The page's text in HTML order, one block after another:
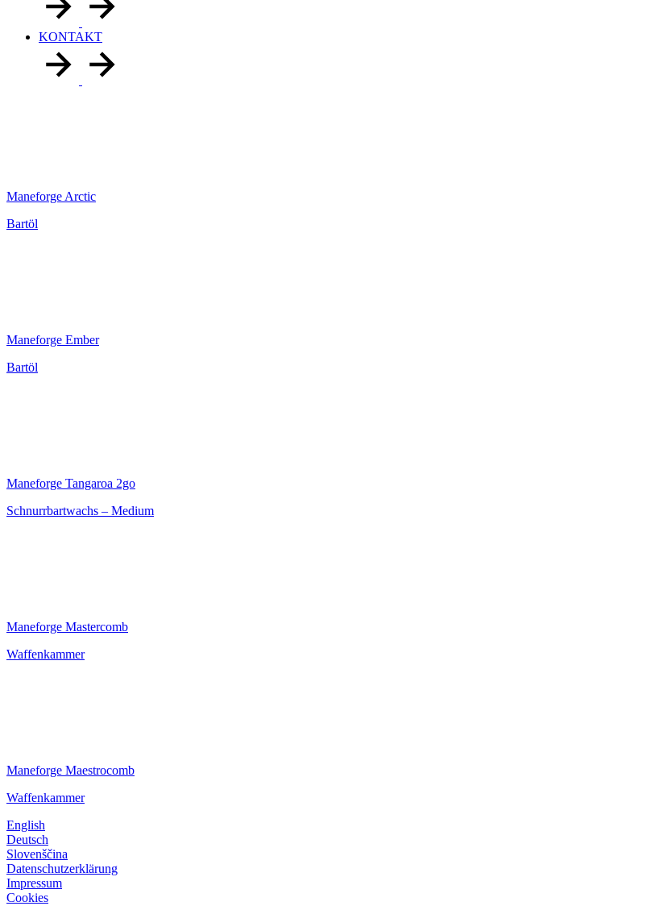
KONTAKT
Maneforge Arctic
Bartöl
Maneforge Ember
Bartöl
Maneforge Tangaroa 2go
Schnurrbartwachs – Medium
Maneforge Mastercomb
Waffenkammer
Maneforge Maestrocomb
Waffenkammer
English
Deutsch
Slovenščina
Datenschutzerklärung
Impressum
Cookies